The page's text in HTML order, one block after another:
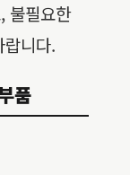
불필요한
니다.
품